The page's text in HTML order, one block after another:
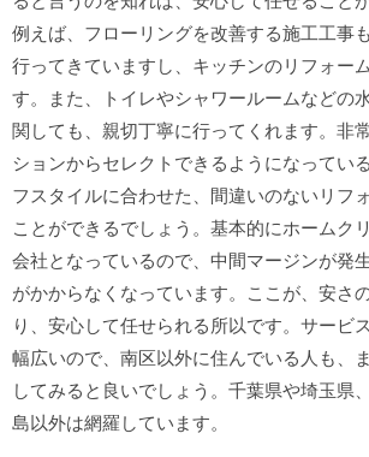
例えば、フローリングを改善する施工工事
行ってきていますし、キッチンのリフォー
す。また、トイレやシャワールームなどの
関しても、親切丁寧に行ってくれます。非
ションからセレクトできるようになってい
フスタイルに合わせた、間違いのないリフ
ことができるでしょう。基本的にホームク
会社となっているので、中間マージンが発
がかからなくなっています。ここが、安さ
り、安心して任せられる所以です。サービ
幅広いので、南区以外に住んでいる人も、
してみると良いでしょう。千葉県や埼玉県
島以外は網羅しています。